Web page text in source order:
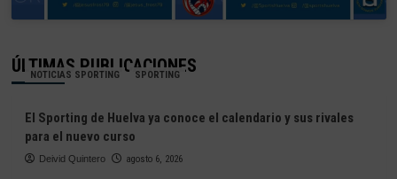
ÚLTIMAS PUBLICACIONES
NOTICIAS SPORTING SPORTING
El Sporting de Huelva ya conoce el calendario y sus rivales
para el nuevo curso
Deivid Quintero agosto 6, 2026